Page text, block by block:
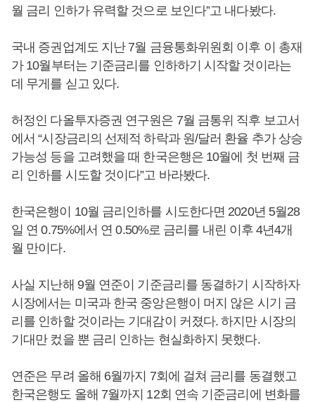
월 금리 인하가 유력할 것으로 보인다”고 내다봤다.
국내 증권업계도 지난 7월 금융통화위원회 이후 이 총재
가 10월부터는 기준금리를 인하하기 시작할 것이라는
데 무게를 싣고 있다.
허정인 다올투자증권 연구원은 7월 금통위 직후 보고서
에서 “시장금리의 선제적 하락과 원/달러 환율 추가 상승
가능성 등을 고려했을 때 한국은행은 10월에 첫 번째 금
리 인하를 시도할 것이다”고 바라봤다.
한국은행이 10월 금리인하를 시도한다면 2020년 5월28
일 연 0.75%에서 연 0.50%로 금리를 내린 이후 4년4개
월 만이다.
사실 지난해 9월 연준이 기준금리를 동결하기 시작하자
시장에서는 미국과 한국 중앙은행이 머지 않은 시기 금
리를 인하할 것이라는 기대감이 커졌다. 하지만 시장의
기대만 컸을 뿐 금리 인하는 현실화하지 못했다.
연준은 무려 올해 6월까지 7회에 걸쳐 금리를 동결했고
한국은행도 올해 7월까지 12회 연속 기준금리에 변화를